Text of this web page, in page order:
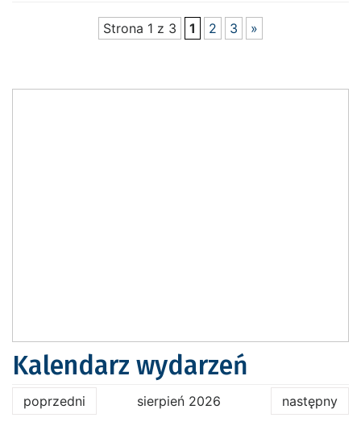
Strona 1 z 3 1 2 3 »
Kalendarz wydarzeń
poprzedni sierpień 2026 następny